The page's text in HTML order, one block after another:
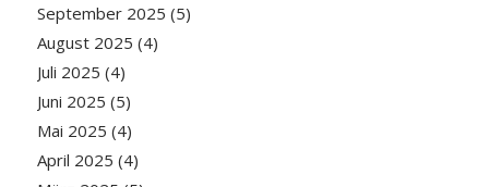
September 2025 (5)
August 2025 (4)
Juli 2025 (4)
Juni 2025 (5)
Mai 2025 (4)
April 2025 (4)